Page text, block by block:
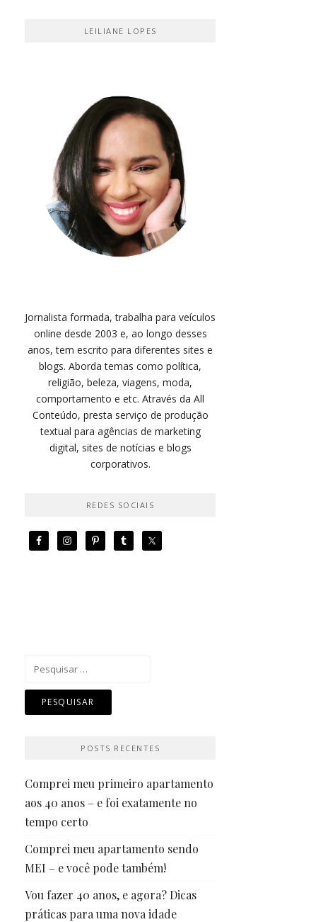
LEILIANE LOPES
Jornalista formada, trabalha para veículos
online desde 2003 e, ao longo desses
anos, tem escrito para diferentes sites e
blogs. Aborda temas como política,
religião, beleza, viagens, moda,
comportamento e etc. Através da All
Conteúdo, presta serviço de produção
textual para agências de marketing
digital, sites de notícias e blogs
corporativos.
REDES SOCIAIS
POSTS RECENTES
Comprei meu primeiro apartamento
aos 40 anos – e foi exatamente no
tempo certo
Comprei meu apartamento sendo
MEI – e você pode também!
Vou fazer 40 anos, e agora? Dicas
práticas para uma nova idade